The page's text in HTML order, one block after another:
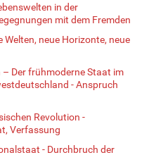
in der
mit dem Fremden
Welten, neue Horizonte, neue
Der frühmoderne Staat im
- Anspruch
Revolution -
Verfassung
- Durchbruch der